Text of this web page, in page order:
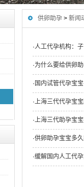
供卵助孕 > 新闻
·人工代孕机构：
·为什么要给供卵
· 国内试管代孕宝
·上海三代代孕宝
·上海三代助孕宝
·供卵助孕宝宝多久
·缓解国内人工代